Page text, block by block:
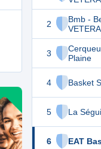
2
Bmb -
3
Plaine
4 Basket
5 La
6 EAT